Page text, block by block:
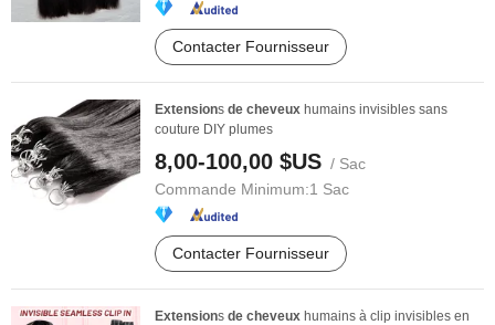
Contacter Fournisseur
Extensions de cheveux humains invisibles sans
couture DIY plumes
8,00-100,00 $US / Sac
Commande Minimum:1 Sac
Contacter Fournisseur
Extensions de cheveux humains à clip invisibles en